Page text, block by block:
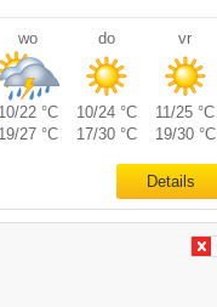
wo do vr
10/22 °C 10/24 °C
11/25 °C
19/27 °C 17/30 °C 19/30 °C
Details